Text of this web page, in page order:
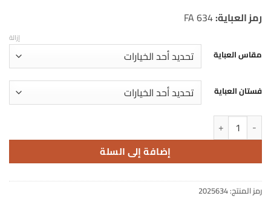
رمز العباية:
مقاس العباية
فستان العباية
إزالة
كمية عباية رمادية كريب كتان فاخر بنقوش الزهور البيضاء
إضافة إلى السلة
رمز المنتج:2025634